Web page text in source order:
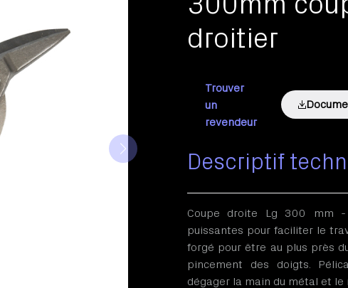
droitier
Trouver
un
revendeur
Descriptif
Coupe droite Lg 300 mm
puissantes pour faciliter le
forgé pour être au plus près
pincement des doigts.
dégager la main du métal et le